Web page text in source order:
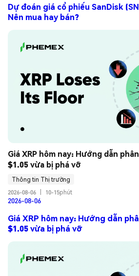
Dự đoán giá cổ phiếu SanDisk
Nên mua hay bán?
Giá XRP hôm nay: Hướng dẫn
$1.05 vừa bị phá vỡ
Thông tin Thị trường
2026-08-06
10-15phút
2026-08-06
Giá XRP hôm nay: Hướng dẫn
$1.05 vừa bị phá vỡ